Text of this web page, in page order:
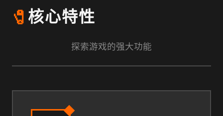
🧷 核心特性
探索游戏的强大功能